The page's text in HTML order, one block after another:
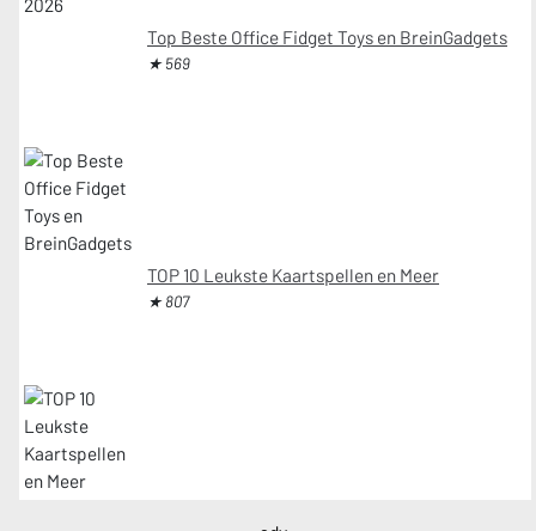
Top Beste Office Fidget Toys en BreinGadgets
★ 569
TOP 10 Leukste Kaartspellen en Meer
★ 807